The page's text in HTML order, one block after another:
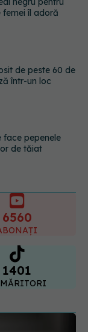
de peste 60 de
într-un loc
face pepenele
de tăiat
trebuie să eviți
de meniu
stomacului
1401